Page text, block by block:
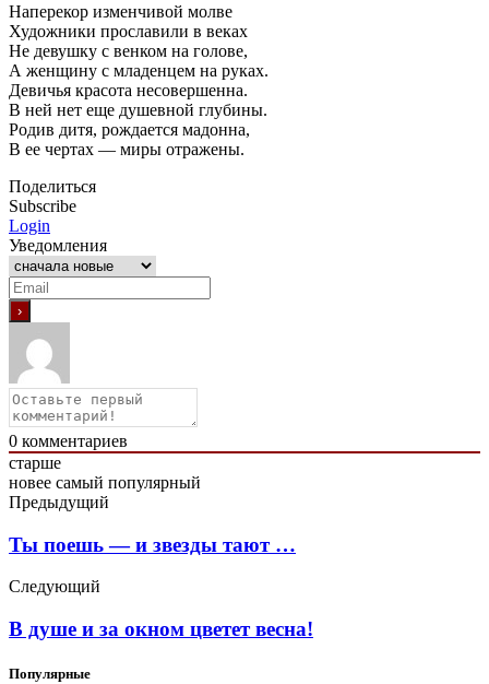
Наперекор изменчивой молве
Художники прославили в веках
Не девушку с венком на голове,
А женщину с младенцем на руках.
Девичья красота несовершенна.
В ней нет еще душевной глубины.
Родив дитя, рождается мадонна,
В ее чертах — миры отражены.
Поделиться
Subscribe
Login
Уведомления
0 комментариев
старше
новее самый популярный
Предыдущий
Ты поешь — и звезды тают …
Следующий
В душе и за окном цветет весна!
Популярные